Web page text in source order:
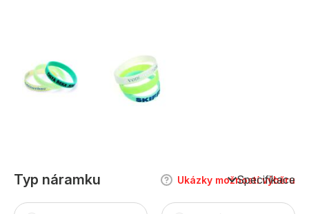
Specifikace
Typ náramku Ukázky možností výběru